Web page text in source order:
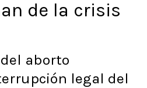
de la crisis
aborto
legal del